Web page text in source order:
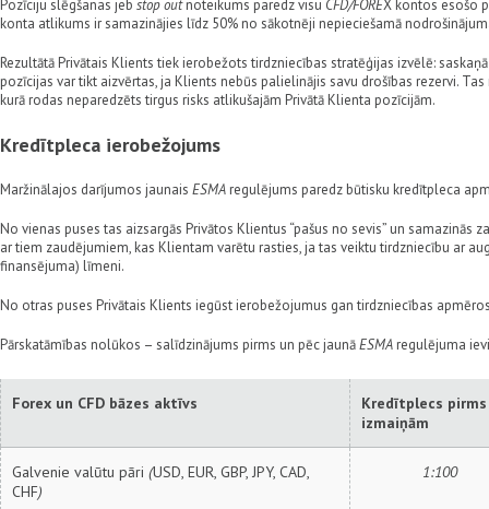
Pozīciju slēgšanas jeb stop outnoteikums paredz visu CFD/FOREX kontos esošo
konta atlikums ir samazinājies līdz 50% no sākotnēji nepieciešamā
Rezultātā Privātais Klients tiek ierobežots tirdzniecības stratēģijas izvēlē:
pozīcijas var tikt aizvērtas, ja Klients nebūs palielinājis savu drošības rezervi.
kurā rodas neparedzēts tirgus risks atlikušajām Privātā Klienta pozīcijām.
Kredītpleca ierobežojums
Maržinālajos darījumos jaunais ESMAregulējums paredz būtisku kredītpleca
No vienas puses tas aizsargās Privātos Klientus “pašus no sevis” un samazinās
ar tiem zaudējumiem, kas Klientam varētu rasties, ja tas veiktu tirdzniecību ar
finansējuma) līmeni.
No otras puses Privātais Klients iegūst ierobežojumus gan tirdzniecības
Pārskatāmības nolūkos – salīdzinājums pirms un pēc jaunāESMAregulējuma
Forex un CFD bāzes aktīvs
Kredītplecs pirms
izmaiņām
Galvenie valūtu pāri (USD, EUR, GBP, JPY, CAD,
CHF)
1:100